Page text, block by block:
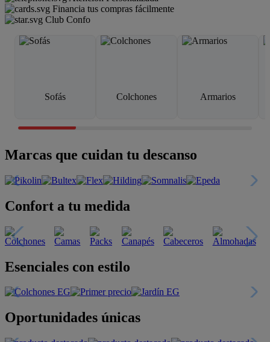
Financia tus compras fácilmente
Club Confo
Sofás Colchones Armarios
Marcas que cuidan tu descanso
Confort a tu medida
Esenciales con estilo
Oportunidades únicas